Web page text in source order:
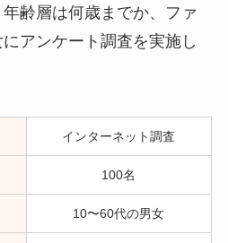
齢層は何歳までか、ファ
アンケート調査を実施し
インターネット調査
100名
10〜60代の男女